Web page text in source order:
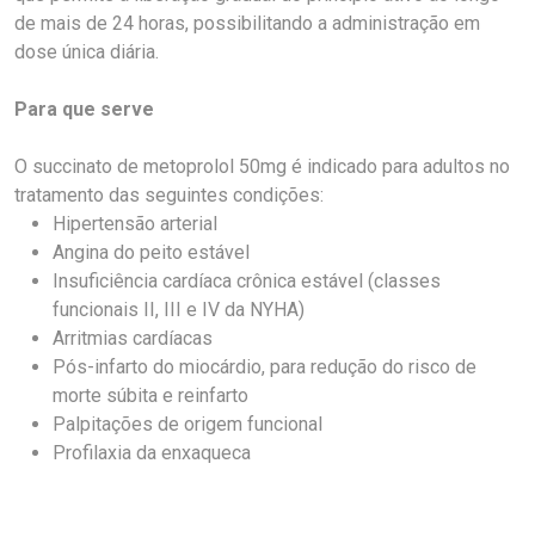
de mais de 24 horas, possibilitando a administração em
dose única diária.
Para que serve
O succinato de metoprolol 50mg é indicado para adultos no
tratamento das seguintes condições:
Hipertensão arterial
Angina do peito estável
Insuficiência cardíaca crônica estável (classes
funcionais II, III e IV da NYHA)
Arritmias cardíacas
Pós-infarto do miocárdio, para redução do risco de
morte súbita e reinfarto
Palpitações de origem funcional
Profilaxia da enxaqueca